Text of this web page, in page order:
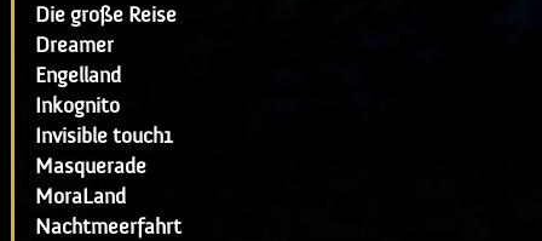
Die große Reise
Dreamer
Engelland
Inkognito
Invisible touch1
Masquerade
MoraLand
Nachtmeerfahrt